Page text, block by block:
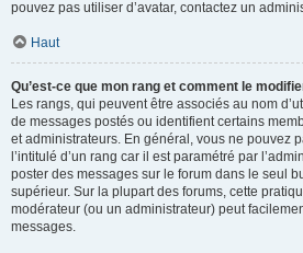
pouvez pas utiliser d’avatar, contactez un
Haut
Qu’est-ce que mon rang et comment le
Les rangs, qui peuvent être associés au nom
de messages postés ou identifient certains
et administrateurs. En général, vous ne pouvez
l’intitulé d’un rang car il est paramétré par
poster des messages sur le forum dans le seul
supérieur. Sur la plupart des forums, cette
modérateur (ou un administrateur) peut
messages.